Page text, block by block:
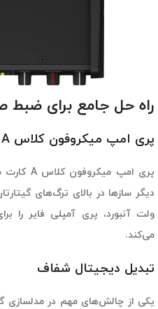
راه حل جامع برای ضبط
پری امپ میکروفون کلاس A
ولت آنبورد، پری آمپلی فایر را
می‌کند.
تبدیل دیجیتال شفاف
یکی از چالش‌های مهم در